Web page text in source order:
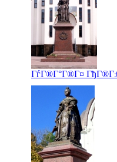
ГѓГ®Г°Г®Г¤